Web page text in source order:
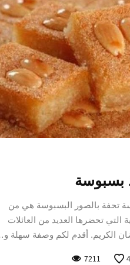
بسبوسة
تحفة بالصور البسبوسة هي من
التي تحضرها العديد من العائلات
الكريم. أقدم لكم وصفة سهلة
7211